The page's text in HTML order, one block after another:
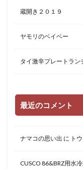
蔵開き２０１９
ヤモリのベイベー
タイ激辛プレートラン
最近のコメント
ナマコの思い出 に トウ
CUSCO 86&BRZ用水